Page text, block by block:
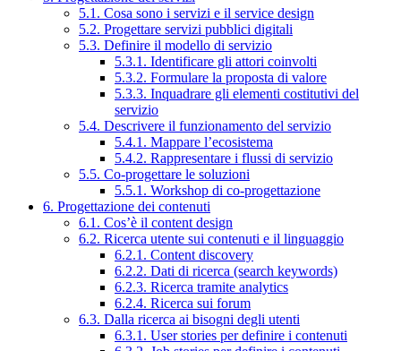
5.1. Cosa sono i servizi e il service design
5.2. Progettare servizi pubblici digitali
5.3. Definire il modello di servizio
5.3.1. Identificare gli attori coinvolti
5.3.2. Formulare la proposta di valore
5.3.3. Inquadrare gli elementi costitutivi del
servizio
5.4. Descrivere il funzionamento del servizio
5.4.1. Mappare l’ecosistema
5.4.2. Rappresentare i flussi di servizio
5.5. Co-progettare le soluzioni
5.5.1. Workshop di co-progettazione
6. Progettazione dei contenuti
6.1. Cos’è il content design
6.2. Ricerca utente sui contenuti e il linguaggio
6.2.1. Content discovery
6.2.2. Dati di ricerca (search keywords)
6.2.3. Ricerca tramite analytics
6.2.4. Ricerca sui forum
6.3. Dalla ricerca ai bisogni degli utenti
6.3.1. User stories per definire i contenuti